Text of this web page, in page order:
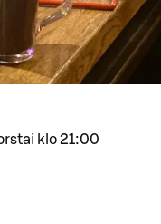
klo 21:00